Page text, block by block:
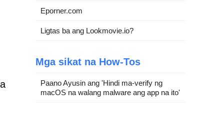
Eporner.com
Ligtas ba ang Lookmovie.io?
Mga sikat na How-Tos
Paano Ayusin ang 'Hindi ma-verify ng
macOS na walang malware ang app na ito'